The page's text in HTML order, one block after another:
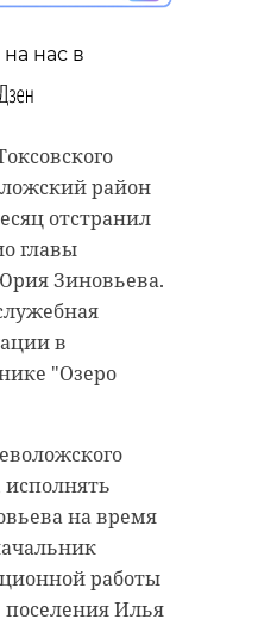
нас в
район
отстранил
главы
Зиновьева.
в
"Озеро
на время
работы
поселения Илья